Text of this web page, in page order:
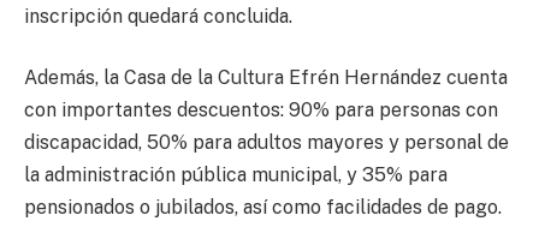
inscripción quedará concluida.
Además, la Casa de la Cultura Efrén Hernández cuenta
con importantes descuentos: 90% para personas con
discapacidad, 50% para adultos mayores y personal de
la administración pública municipal, y 35% para
pensionados o jubilados, así como facilidades de pago.